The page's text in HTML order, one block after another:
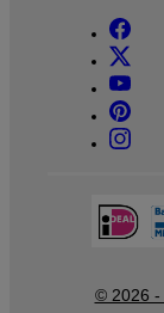
© 2026 -